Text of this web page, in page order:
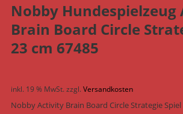
Nobby
Brain Board Circle
23 cm 67485
inkl. 19 % MwSt.zzgl.Versandkosten
Nobby Activity Brain Board Circle Strategie Spiel